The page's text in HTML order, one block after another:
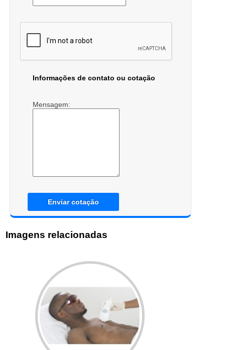
Informações de contato ou cotação
Mensagem:
Enviar cotação
Imagens relacionadas